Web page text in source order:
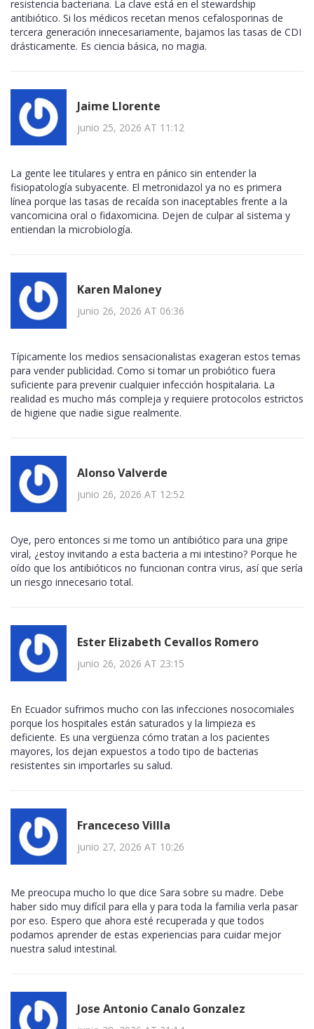
resistencia bacteriana. La clave está en el stewardship
antibiótico. Si los médicos recetan menos cefalosporinas de
tercera generación innecesariamente, bajamos las tasas de CDI
drásticamente. Es ciencia básica, no magia.
Jaime Llorente
junio 25, 2026 AT 11:12
La gente lee titulares y entra en pánico sin entender la
fisiopatología subyacente. El metronidazol ya no es primera
línea porque las tasas de recaída son inaceptables frente a la
vancomicina oral o fidaxomicina. Dejen de culpar al sistema y
entiendan la microbiología.
Karen Maloney
junio 26, 2026 AT 06:36
Típicamente los medios sensacionalistas exageran estos temas
para vender publicidad. Como si tomar un probiótico fuera
suficiente para prevenir cualquier infección hospitalaria. La
realidad es mucho más compleja y requiere protocolos estrictos
de higiene que nadie sigue realmente.
Alonso Valverde
junio 26, 2026 AT 12:52
Oye, pero entonces si me tomo un antibiótico para una gripe
viral, ¿estoy invitando a esta bacteria a mi intestino? Porque he
oído que los antibióticos no funcionan contra virus, así que sería
un riesgo innecesario total.
Ester Elizabeth Cevallos Romero
junio 26, 2026 AT 23:15
En Ecuador sufrimos mucho con las infecciones nosocomiales
porque los hospitales están saturados y la limpieza es
deficiente. Es una vergüenza cómo tratan a los pacientes
mayores, los dejan expuestos a todo tipo de bacterias
resistentes sin importarles su salud.
Franceceso ViIlla
junio 27, 2026 AT 10:26
Me preocupa mucho lo que dice Sara sobre su madre. Debe
haber sido muy difícil para ella y para toda la familia verla pasar
por eso. Espero que ahora esté recuperada y que todos
podamos aprender de estas experiencias para cuidar mejor
nuestra salud intestinal.
Jose Antonio Canalo Gonzalez